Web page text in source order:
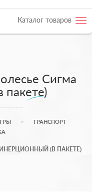
Каталог товаров
Сигма
ТРАНСПОРТ
(В ПАКЕТЕ)